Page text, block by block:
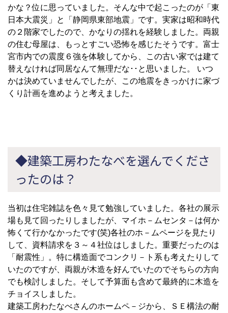
かな？位に思っていました。そんな中で起こったのが「東
日本大震災」と「静岡県東部地震」です。実家は昭和時代
の２階家でしたので、かなりの揺れを経験しました。両親
の住む母屋は、もっとすごい恐怖を感じたそうです。富士
宮市内での震度６強を体験してから、この古い家では建て
替えなければ同居なんて無理だな･･と思いました。 いつ
かは決めていませんでしたが、この地震をきっかけに家づ
くり計画を進めようと考えました。
◆建築工房わたなべを選んでくださ
ったのは？
当初は住宅雑誌を色々見て勉強していました。各社の展示
場も見て回ったりしましたが、マイホ－ムセンタ－は何か
怖くて行かなかったです(笑)各社のホ－ムページを見たり
して、資料請求を３～４社位はしました。重要だったのは
「耐震性」。特に構造面でコンクリ－ト系も考えたりして
いたのですが、両親が木造を好んでいたのでそちらの方向
でも検討しました。そして予算面も含めて最終的に木造を
チョイスしました。
建築工房わたなべさんのホームペ－ジから、ＳＥ構法の耐